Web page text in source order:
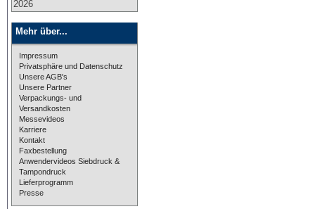
2026
Mehr über...
Impressum
Privatsphäre und Datenschutz
Unsere AGB's
Unsere Partner
Verpackungs- und
Versandkosten
Messevideos
Karriere
Kontakt
Faxbestellung
Anwendervideos Siebdruck &
Tampondruck
Lieferprogramm
Presse